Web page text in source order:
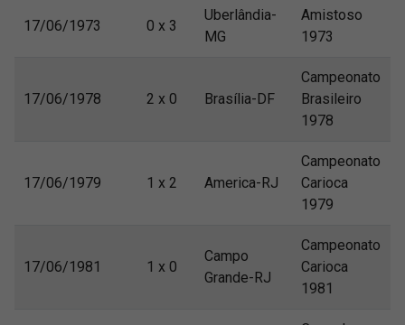
17/06/1973 0 x 3
Uberlândia-
MG
Amistoso
1973
17/06/1978 2 x 0 Brasília-DF
Campeonato
Brasileiro
1978
17/06/1979 1 x 2 America-RJ
Campeonato
Carioca
1979
17/06/1981 1 x 0
Campo
Grande-RJ
Campeonato
Carioca
1981